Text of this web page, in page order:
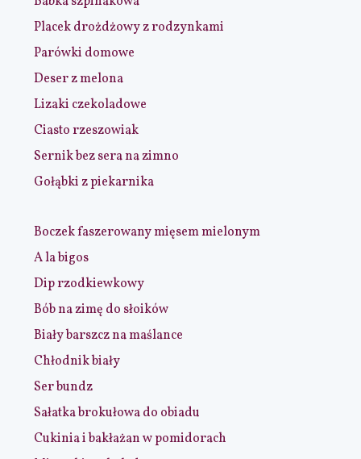
Placek drożdżowy z rodzynkami
Parówki domowe
Deser z melona
Lizaki czekoladowe
Ciasto rzeszowiak
Sernik bez sera na zimno
Gołąbki z piekarnika
Boczek faszerowany mięsem mielonym
A la bigos
Dip rzodkiewkowy
Bób na zimę do słoików
Biały barszcz na maślance
Chłodnik biały
Ser bundz
Sałatka brokułowa do obiadu
Cukinia i bakłażan w pomidorach